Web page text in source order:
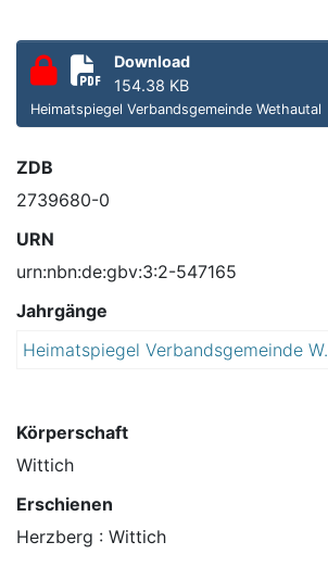
Download
154.38 KB
Heimatspiegel Verbandsgemeinde Wethautal
ZDB
2739680-0
URN
urn:nbn:de:gbv:3:2-547165
Jahrgänge
Heimatspiegel Verbandsgemeinde Wethautal :
Körperschaft
Wittich
Erschienen
Herzberg : Wittich